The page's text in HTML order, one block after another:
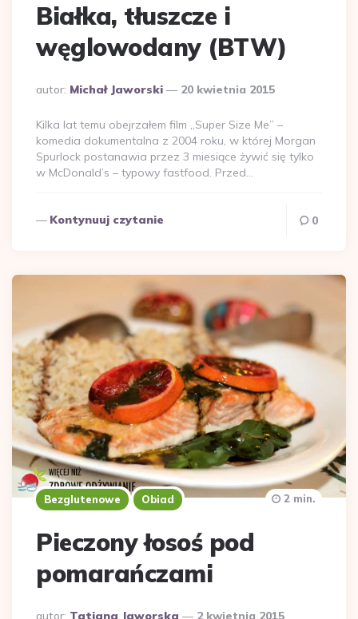
Białka, tłuszcze i
węglowodany (BTW)
Dodane
autor: Michał Jaworski 20 kwietnia 2015
Kilka lat temu obejrzałem film „Super Size Me” –
komedia dokumentalna z 2004 roku, w której Morgan
Spurlock postanawia przez 3 miesiące żywić się tylko
w McDonald’s – typowy fastfood. Przed…
Kontynuuj czytanie 0
Bezglutenowe Obiad
Pieczony łosoś pod
pomarańczami
Dodane
autor: Tatiana Jaworska 2 kwietnia 2015
2 min.